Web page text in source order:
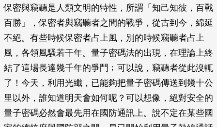
保密與竊聽是人類文明的特性，所謂「知己知彼，百戰
百勝」，保密者與竊聽者之間的戰爭，從古到今，綿延
不絕。有些時候保密者占上風，別的時候竊聽者占上
風，各領風騷若干年。量子密碼法的出現，在理論上終
結了這場長達幾千年的爭鬥﹔可以說，竊聽者從此沒輒
了！今天，利用光纖，已能夠把量子密碼傳送到幾十公
里以外，誰知道明天會如何呢？可以想像，絕對安全的
量子密碼必然會最先用在國防通訊上。說不定在某些國